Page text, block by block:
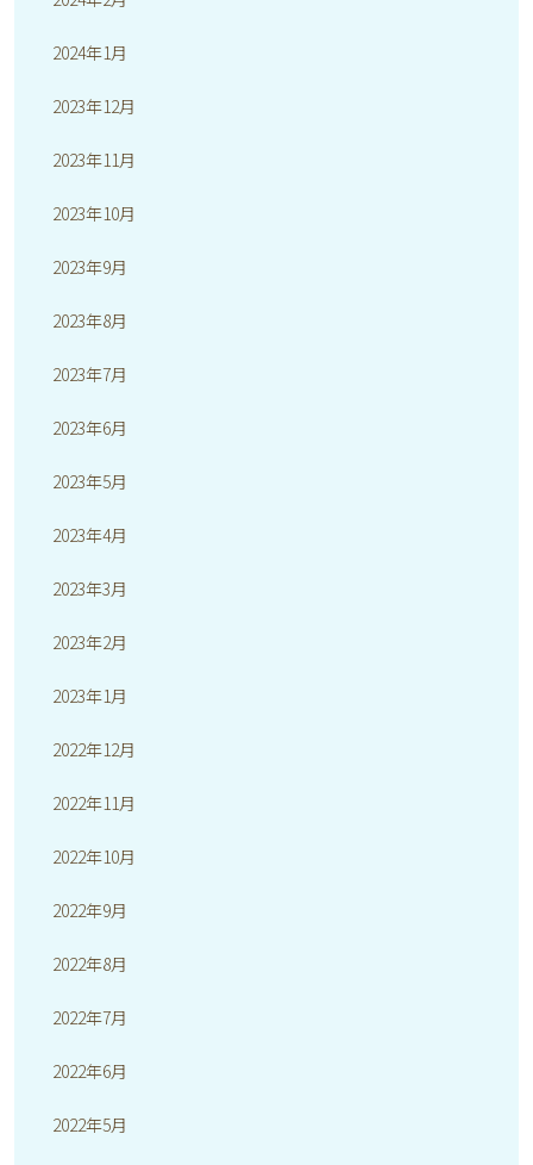
2024年1月
2023年12月
2023年11月
2023年10月
2023年9月
2023年8月
2023年7月
2023年6月
2023年5月
2023年4月
2023年3月
2023年2月
2023年1月
2022年12月
2022年11月
2022年10月
2022年9月
2022年8月
2022年7月
2022年6月
2022年5月